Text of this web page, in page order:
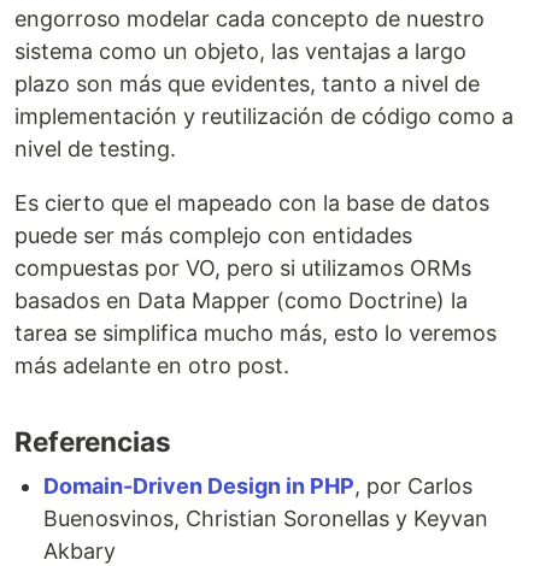
engorroso modelar cada concepto de nuestro
sistema como un objeto, las ventajas a largo
plazo son más que evidentes, tanto a nivel de
implementación y reutilización de código como a
nivel de testing.
Es cierto que el mapeado con la base de datos
puede ser más complejo con entidades
compuestas por VO, pero si utilizamos ORMs
basados en Data Mapper (como Doctrine) la
tarea se simplifica mucho más, esto lo veremos
más adelante en otro post.
Referencias
Domain-Driven Design in PHP, por Carlos
Buenosvinos, Christian Soronellas y Keyvan
Akbary